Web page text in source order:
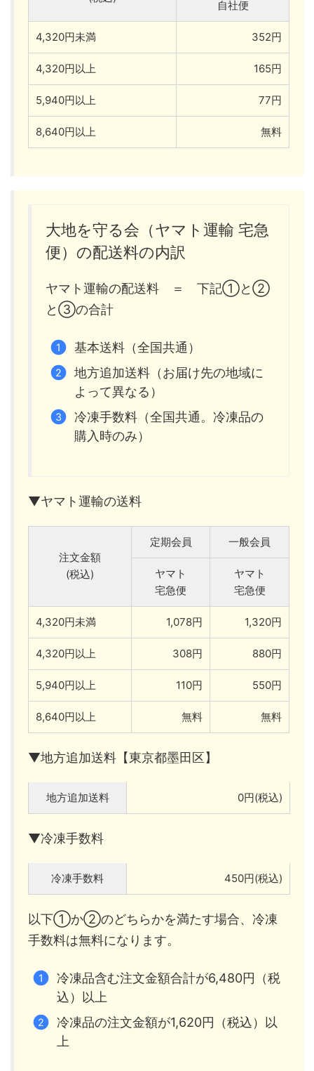
自社便
4,320円未満 352円
4,320円以上 165円
5,940円以上 77円
8,640円以上 無料
大地を守る会（ヤマト運輸 宅急
便）の配送料の内訳
ヤマト運輸の配送料 ＝ 下記①と②
と③の合計
基本送料（全国共通）
地方追加送料（お届け先の地域に
よって異なる）
冷凍手数料（全国共通。冷凍品の
購入時のみ）
▼ヤマト運輸の送料
注文金額
(税込)
定期会員 一般会員
ヤマト
宅急便
ヤマト
宅急便
4,320円未満 1,078円 1,320円
4,320円以上 308円 880円
5,940円以上 110円 550円
8,640円以上 無料 無料
▼地方追加送料【東京都墨田区】
地方追加送料 0円(税込)
▼冷凍手数料
冷凍手数料 450円(税込)
以下①か②のどちらかを満たす場合、冷凍
手数料は無料になります。
冷凍品含む注文金額合計が6,480円（税
込）以上
冷凍品の注文金額が1,620円（税込）以
上